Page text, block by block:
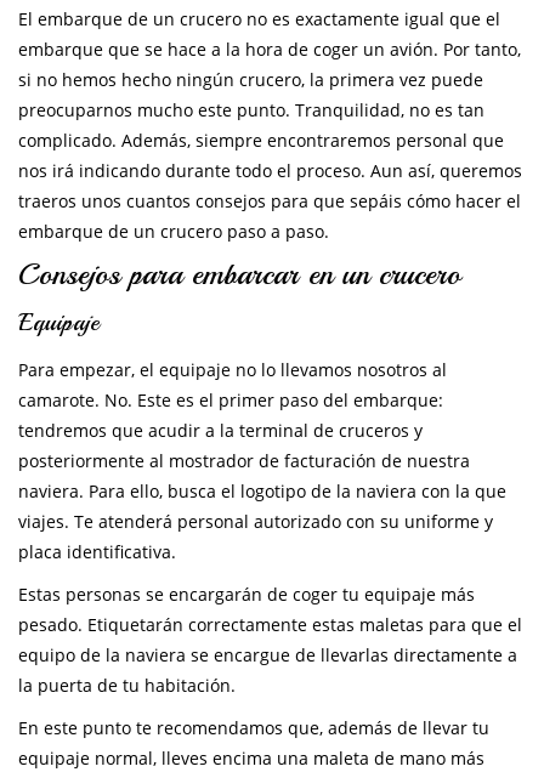
El embarque de un crucero no es exactamente igual que el
embarque que se hace a la hora de coger un avión. Por tanto,
si no hemos hecho ningún crucero, la primera vez puede
preocuparnos mucho este punto. Tranquilidad, no es tan
complicado. Además, siempre encontraremos personal que
nos irá indicando durante todo el proceso. Aun así, queremos
traeros unos cuantos consejos para que sepáis cómo hacer el
embarque de un crucero paso a paso.
Consejos para embarcar en un crucero
Equipaje
Para empezar, el equipaje no lo llevamos nosotros al
camarote. No. Este es el primer paso del embarque:
tendremos que acudir a la terminal de cruceros y
posteriormente al mostrador de facturación de nuestra
naviera. Para ello, busca el logotipo de la naviera con la que
viajes. Te atenderá personal autorizado con su uniforme y
placa identificativa.
Estas personas se encargarán de coger tu equipaje más
pesado. Etiquetarán correctamente estas maletas para que el
equipo de la naviera se encargue de llevarlas directamente a
la puerta de tu habitación.
En este punto te recomendamos que, además de llevar tu
equipaje normal, lleves encima una maleta de mano más